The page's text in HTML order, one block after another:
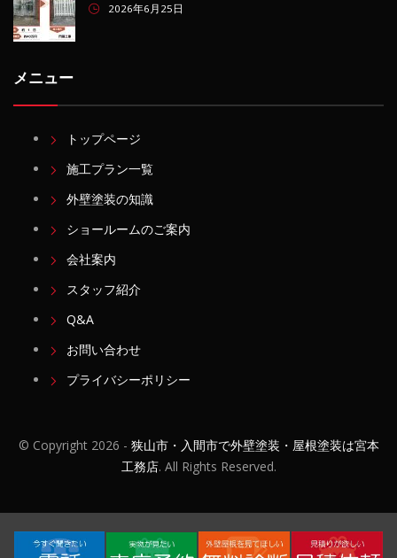
2026年6月25日
メニュー
トップページ
施工プラン一覧
外壁塗装の知識
ショールームのご案内
会社案内
スタッフ紹介
Q&A
お問い合わせ
プライバシーポリシー
© Copyright2026 - 狭山市・入間市で外壁塗装・屋根塗装は宮本
工務店. All Rights Reserved.